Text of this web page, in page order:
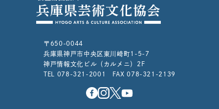
〒650-0044
兵庫県神戸市中央区東川崎町1-5-7
神戸情報文化ビル（カルメニ）2F
TEL 078-321-2001 FAX 078-321-2139